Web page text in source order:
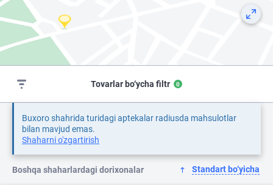
Tovarlar bo‘ycha filtr 0
Buxoro shahrida turidagi aptekalar radiusda mahsulotlar
bilan mavjud emas.
Shaharni o'zgartirish
Boshqa shaharlardagi dorixonalar Standart bo‘yicha